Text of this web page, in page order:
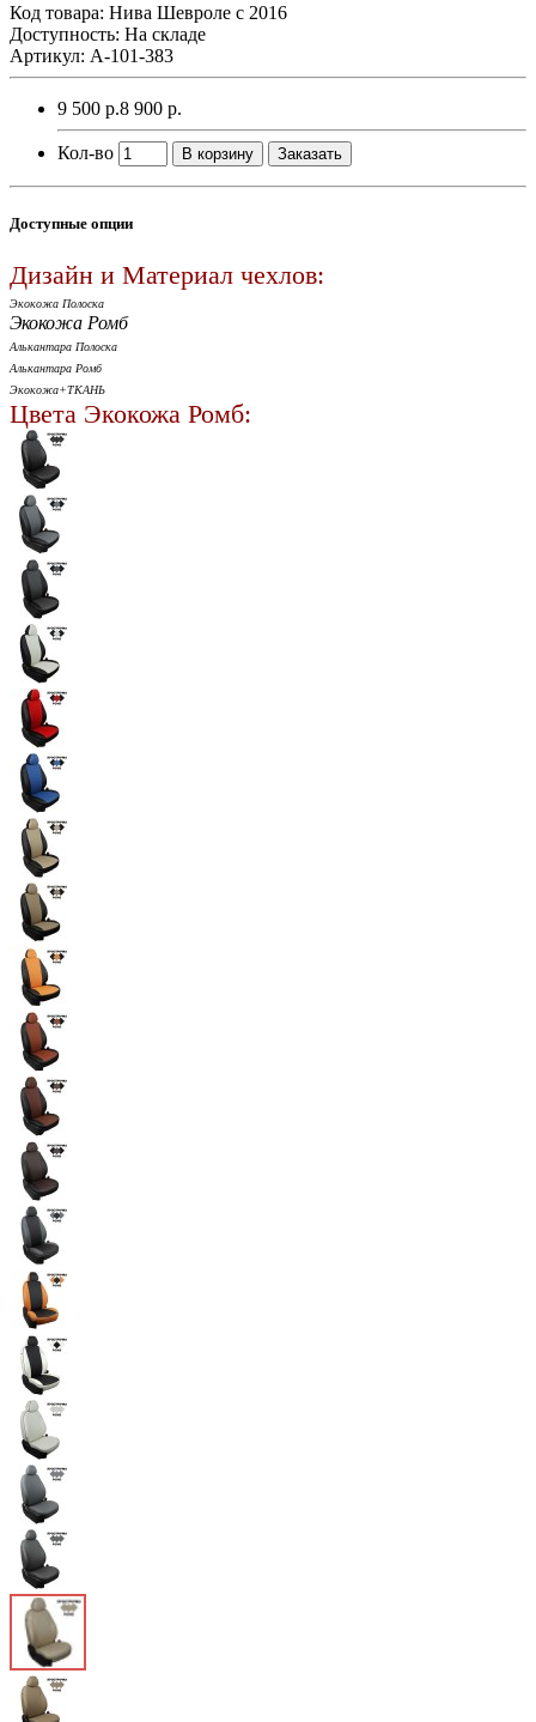
Код товара: Нива Шевроле с 2016
Доступность: На складе
Артикул: A-101-383
9 500 р.8 900 р.
Кол-во В корзину Заказать
Доступные опции
Дизайн и Материал чехлов:
Экокожа Полоска
Экокожа Ромб
Алькантара Полоска
Алькантара Ромб
Экокожа+ТКАНЬ
Цвета Экокожа Ромб: